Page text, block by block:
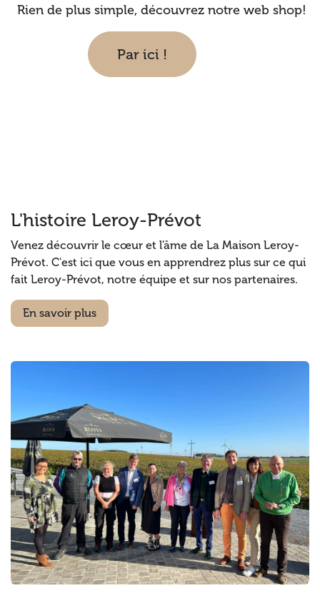
Rien de plus simple, découvrez notre web shop!
Par ici !
L'histoire Leroy-Prévot
Venez découvrir le cœur et l'âme de La Maison Leroy-
Prévot. C'est ici que vous en apprendrez plus sur ce qui
fait Leroy-Prévot, notre équipe et sur nos partenaires.
En savoir plus